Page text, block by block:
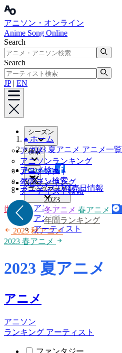
アニソン・オンライン
Anime Song Online
Search
Search
JP| EN
シーズン
アニメ
アニソンランキング
アーティスト
年間ランキング
検索
アニメ検索
アニソン検索
アーティスト検索
CD
アニソンCD発売日情報
ブックマーク
アニメ
アニソン
アーティスト
ホーム
2023 夏アニメ アニメ一覧
Facebook
X
場版
2023
冬アニメ 春アニメ
年間ランキング
2023 秋アニメ
2023 春アニメ
2023 夏アニメ
アニメ
アニソン
ランキング アーティスト
ファンタジー